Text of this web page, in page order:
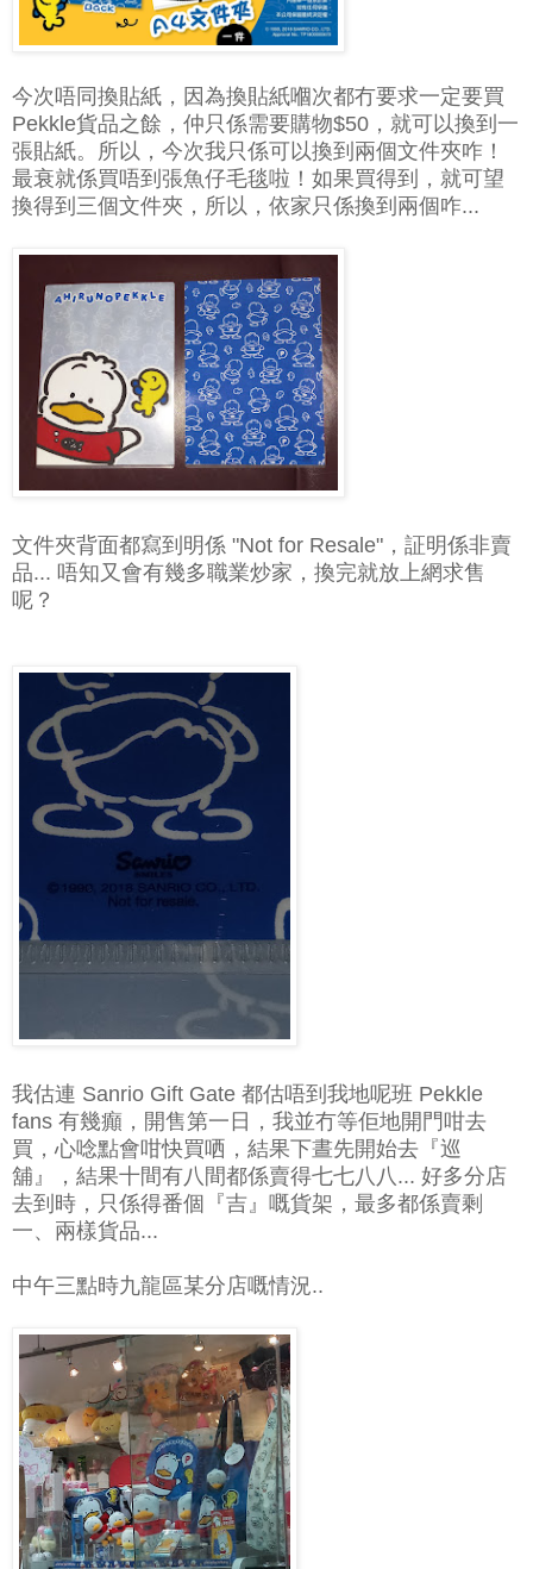
今次唔同換貼紙，因為換貼紙嗰次都冇要求一定要買
Pekkle貨品之餘，仲只係需要購物$50，就可以換到一
張貼紙。所以，今次我只係可以換到兩個文件夾咋！
最衰就係買唔到張魚仔毛毯啦！如果買得到，就可望
換得到三個文件夾，所以，依家只係換到兩個咋...
文件夾背面都寫到明係 "Not for Resale"，証明係非賣
品... 唔知又會有幾多職業炒家，換完就放上網求售
呢？
我估連 Sanrio Gift Gate 都估唔到我地呢班 Pekkle
fans 有幾癲，開售第一日，我並冇等佢地開門咁去
買，心唸點會咁快買哂，結果下晝先開始去『巡
舖』，結果十間有八間都係賣得七七八八... 好多分店
去到時，只係得番個『吉』嘅貨架，最多都係賣剩
一、兩樣貨品...
中午三點時九龍區某分店嘅情況..